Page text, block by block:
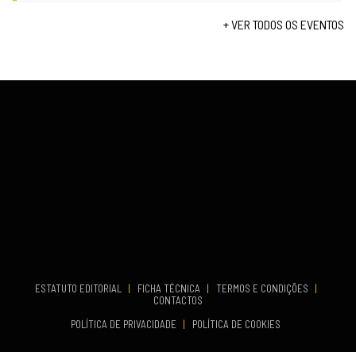
COMEÇA
+ VER TODOS OS EVENTOS
ESTATUTO EDITORIAL | FICHA TÉCNICA | TERMOS E CONDIÇÕES
|
CONTACTOS
POLÍTICA DE PRIVACIDADE
| POLÍTICA DE COOKIES